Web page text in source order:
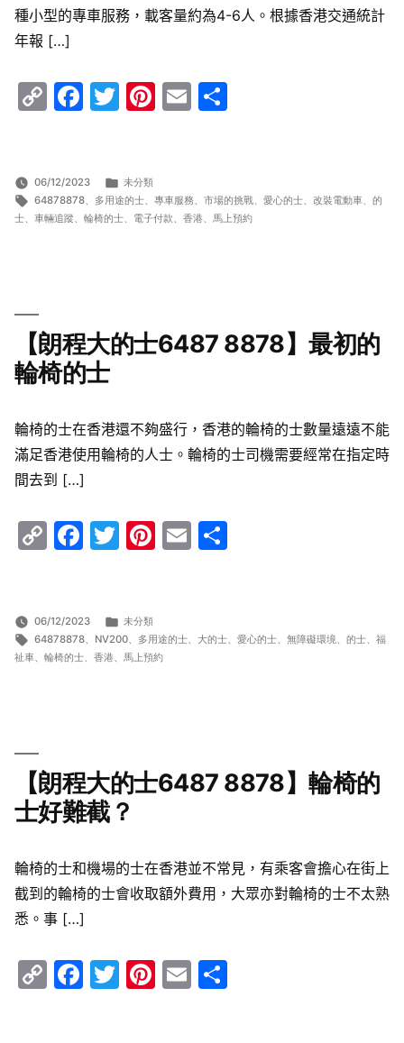
種小型的專車服務，載客量約為4-6人。根據香港交通統計
年報 […]
CopyFacebook
Twitter
Pinterest
Email
06/12/2023
分
類:
未分類
標
籤:
64878878、 多用途的士、 專車服務、 市場的挑戰、 愛心的士、 改裝電動車、 的
士、 車輛追蹤、 輪椅的士、 電子付款、 香港、 馬上預約
【朗程大的士6487 8878】最初的
輪椅的士
輪椅的士在香港還不夠盛行，香港的輪椅的士數量遠遠不能
滿足香港使用輪椅的人士。輪椅的士司機需要經常在指定時
間去到 […]
CopyFacebook
Twitter
Pinterest
Email
06/12/2023
分
類:
未分類
標
籤:
64878878、 NV200、 多用途的士、 大的士、 愛心的士、 無障礙環境、 的士、 福
祉車、 輪椅的士、 香港、 馬上預約
【朗程大的士6487 8878】輪椅的
士好難截？
輪椅的士和機場的士在香港並不常見，有乘客會擔心在街上
截到的輪椅的士會收取額外費用，大眾亦對輪椅的士不太熟
悉。事 […]
CopyFacebook
Twitter
Pinterest
Email